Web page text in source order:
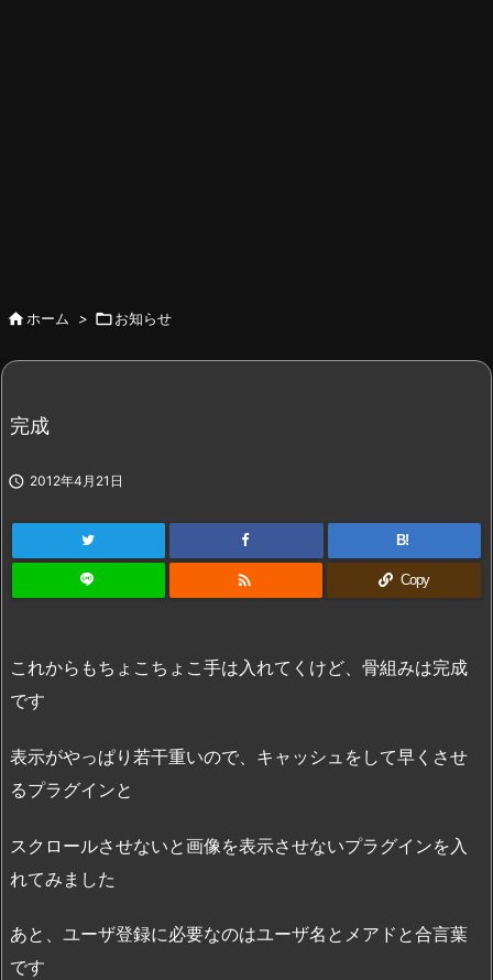
 ホーム > お知らせ
完成
 2012年4月21日
B!
 Copy
これからもちょこちょこ手は入れてくけど、骨組みは完成
です
表示がやっぱり若干重いので、キャッシュをして早くさせ
るプラグインと
スクロールさせないと画像を表示させないプラグインを入
れてみました
あと、ユーザ登録に必要なのはユーザ名とメアドと合言葉
です